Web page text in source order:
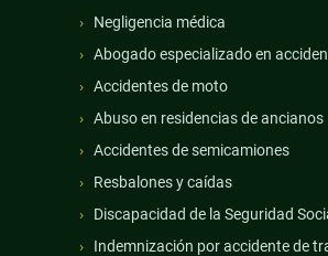
Negligencia médica
Abogado especializado en
Accidentes de moto
Abuso en residencias de ancianos
Accidentes de semicamiones
Resbalones y caídas
Discapacidad de la Seguridad
Indemnización por accidente de